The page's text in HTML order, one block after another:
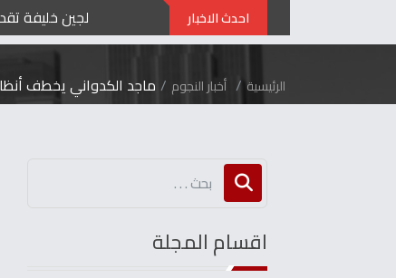
لجين خليفة احدث الاخبار
الرئيسية أخبار النجوم ماجد الكدواني يخطف
اقسام المجلة